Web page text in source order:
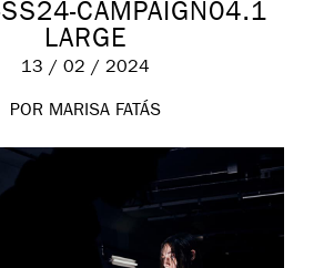
SS24-CAMPAIGN04.1
LARGE
13 / 02 / 2024
POR MARISA FATÁS